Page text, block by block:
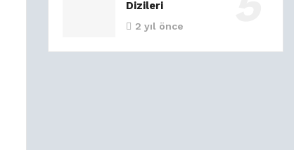
Dizileri
2 yıl önce